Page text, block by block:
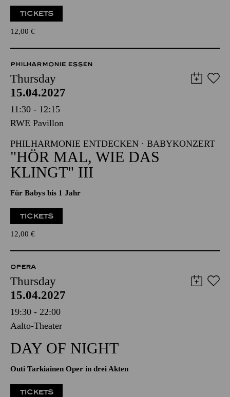
TICKETS
12,00 €
PHILHARMONIE ESSEN
Thursday
15.04.2027
11:30 - 12:15
RWE Pavillon
PHILHARMONIE ENTDECKEN · BABYKONZERT
"HÖR MAL, WIE DAS
KLINGT" III
Für Babys bis 1 Jahr
TICKETS
12,00 €
OPERA
Thursday
15.04.2027
19:30 - 22:00
Aalto-Theater
DAY OF NIGHT
Outi Tarkiainen Oper in drei Akten
TICKETS